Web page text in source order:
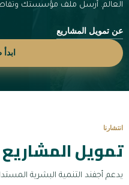
العالم. أرسل ملف مؤسستك
عن تمويل المشاريع
انتشارنا
تمويل المشاريع
يدعم أجفند التنمية البشرية